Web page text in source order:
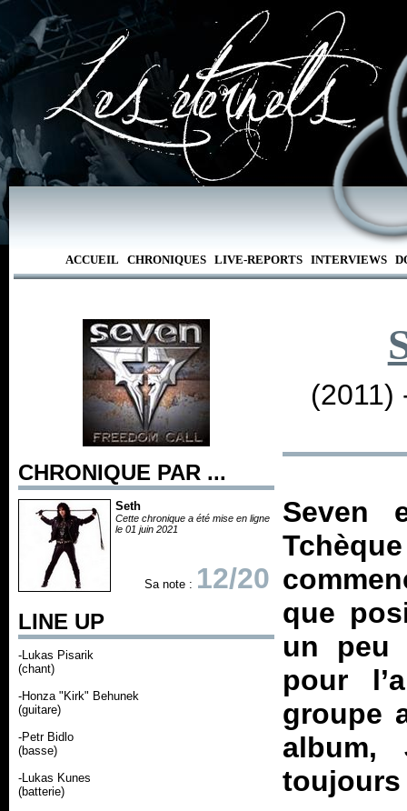
ACCUEIL CHRONIQUES LIVE-REPORTS INTERVIEWS
CHRONIQUE PAR ...
Seth
Cette chronique a été mise en ligne
le 01 juin 2021
Sa note : 12/20
LINE UP
-Lukas Pisarik
(chant)
-Honza "Kirk" Behunek
(guitare)
-Petr Bidlo
(basse)
-Lukas Kunes
(batterie)
Seven
que
un peu
pour
groupe
album,
toujours